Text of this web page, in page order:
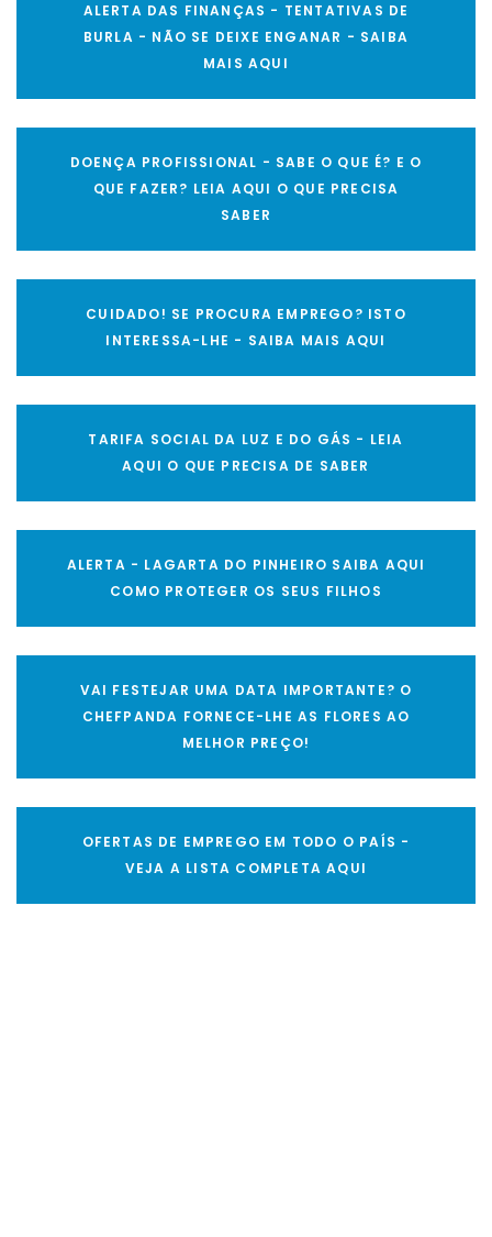
ALERTA DAS FINANÇAS - TENTATIVAS DE
BURLA - NÃO SE DEIXE ENGANAR - SAIBA
MAIS AQUI
DOENÇA PROFISSIONAL - SABE O QUE É? E O
QUE FAZER? LEIA AQUI O QUE PRECISA
SABER
CUIDADO! SE PROCURA EMPREGO? ISTO
INTERESSA-LHE - SAIBA MAIS AQUI
TARIFA SOCIAL DA LUZ E DO GÁS - LEIA
AQUI O QUE PRECISA DE SABER
ALERTA - LAGARTA DO PINHEIRO SAIBA AQUI
COMO PROTEGER OS SEUS FILHOS
VAI FESTEJAR UMA DATA IMPORTANTE? O
CHEFPANDA FORNECE-LHE AS FLORES AO
MELHOR PREÇO!
OFERTAS DE EMPREGO EM TODO O PAÍS -
VEJA A LISTA COMPLETA AQUI